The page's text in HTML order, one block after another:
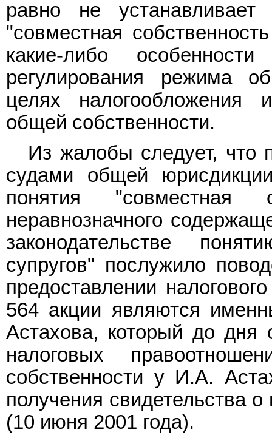
равно не устанавливает
"совместная
какие-либо
регулирования режима
целях налогообложения
общей собственности.
Из жалобы следует, что
судами общей
понятия "совместная
неравнозначного
законодательстве
супругов" послужило
предоставлении
564 акции являются
Астахова, который до дня
налоговых
собственности у И.А.
получения свидетельства
(10 июня 2001 года).